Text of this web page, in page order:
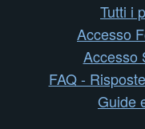
Tutti i
Accesso
Accesso
FAQ -
Guide